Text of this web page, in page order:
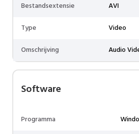
Bestandsextensie
AVI
Type
Video
Omschrijving
Audio
Software
Programma